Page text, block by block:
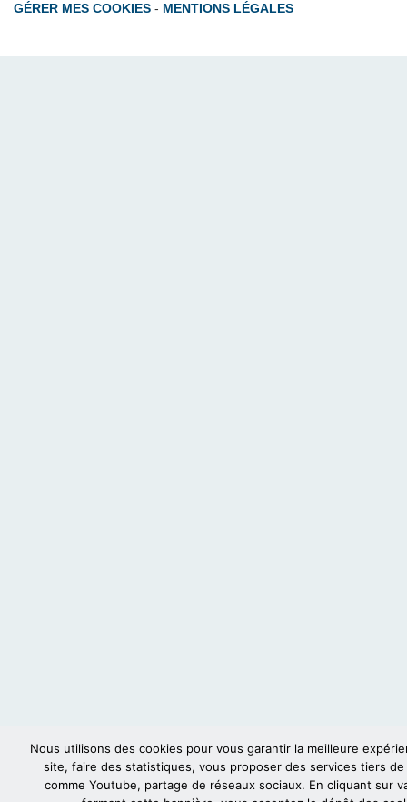
GÉRER MES COOKIES - MENTIONS LÉGALES
Nous utilisons des cookies pour vous garantir la meilleure
site, faire des statistiques, vous proposer des services tiers
comme Youtube, partage de réseaux sociaux. En cliquant sur